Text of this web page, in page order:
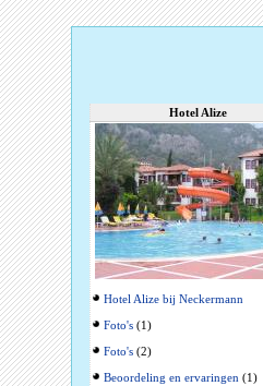
Hotel Alize
Hotel Alize bij Neckermann
Foto's (1)
Foto's (2)
Beoordeling en ervaringen (1)